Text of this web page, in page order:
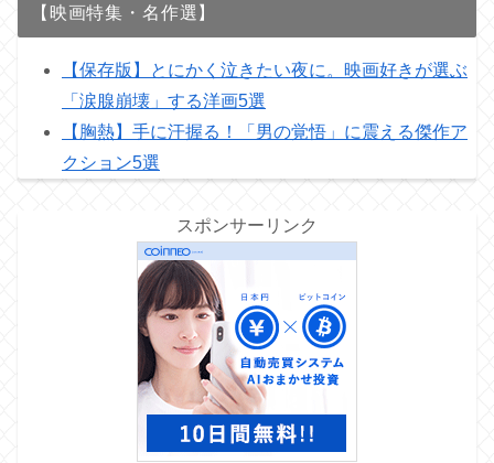
【映画特集・名作選】
【保存版】とにかく泣きたい夜に。映画好きが選ぶ
「涙腺崩壊」する洋画5選
【胸熱】手に汗握る！「男の覚悟」に震える傑作ア
クション5選
スポンサーリンク